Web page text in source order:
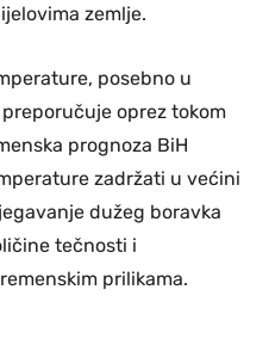
zemlje.
posebno u
oprez tokom
prognoza BiH
zadržati u većini
dužeg boravka
tečnosti i
prilikama.